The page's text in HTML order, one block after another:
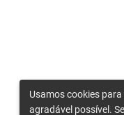
Usamos cookies
agradável possível.